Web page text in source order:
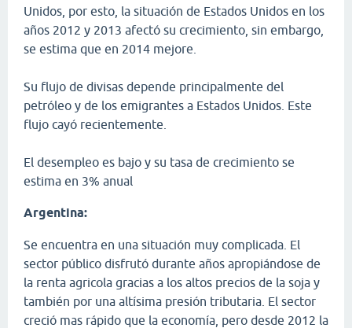
Unidos, por esto, la situación de Estados Unidos en los
años 2012 y 2013 afectó su crecimiento, sin embargo,
se estima que en 2014 mejore.
Su flujo de divisas depende principalmente del
petróleo y de los emigrantes a Estados Unidos. Este
flujo cayó recientemente.
El desempleo es bajo y su tasa de crecimiento se
estima en 3% anual
Argentina:
Se encuentra en una situación muy complicada. El
sector público disfrutó durante años apropiándose de
la renta agricola gracias a los altos precios de la soja y
también por una altísima presión tributaria. El sector
creció mas rápido que la economía, pero desde 2012 la